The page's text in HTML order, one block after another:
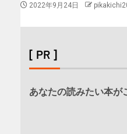
2022年9月24日
[ PR ]
あなたの読みたい本が